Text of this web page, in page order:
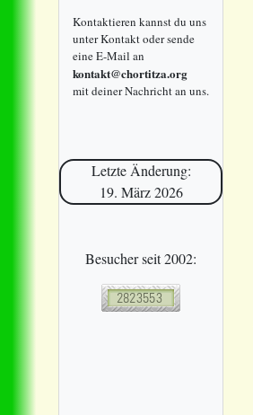
Kontaktieren kannst du uns
unter Kontakt oder sende
eine E-Mail an
kontakt@chortitza.org
mit deiner Nachricht an uns.
Letzte Änderung:
19. März 2026
Besucher seit 2002: